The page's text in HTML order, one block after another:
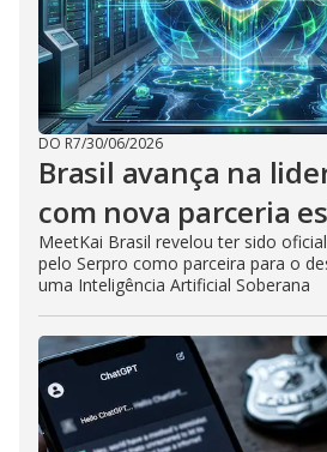
DO R7/30/06/2026
Brasil avança na
com nova parceria
MeetKai Brasil revelou ter sido
pelo Serpro como parceira para o
uma Inteligência Artificial Soberana